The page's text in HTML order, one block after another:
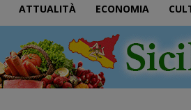
ATTUALITÀ ECONOMIA